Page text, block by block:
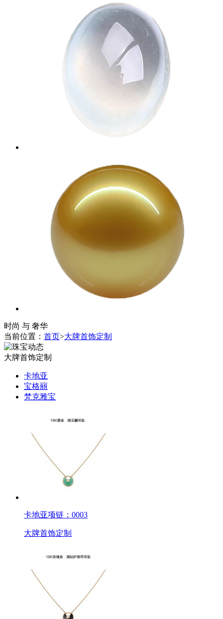
时尚 与 奢华
当前位置： 首页>大牌首饰定制
大牌首饰定制
卡地亚
宝格丽
梵克雅宝
卡地亚项链：0003
大牌首饰定制